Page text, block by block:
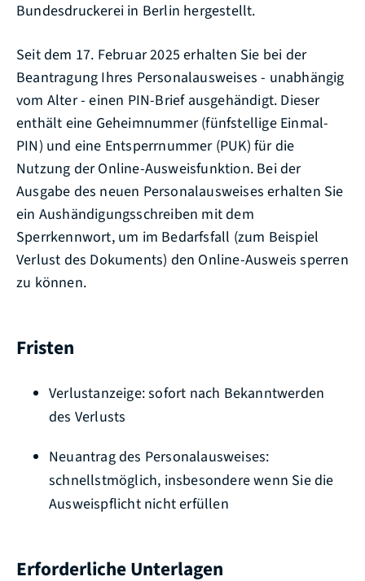
Bundesdruckerei in Berlin hergestellt.
Seit dem 17. Februar 2025 erhalten Sie bei der
Beantragung Ihres Personalausweises - unabhängig
vom Alter - einen PIN-Brief ausgehändigt. Dieser
enthält eine Geheimnummer(fünfstellige Einmal-
PIN) und eine Entsperrnummer (PUK) für die
Nutzung der Online-Ausweisfunktion. Bei der
Ausgabe des neuen Personalausweises erhalten Sie
ein Aushändigungsschreiben mit dem
Sperrkennwort, um im Bedarfsfall (zum Beispiel
Verlust des Dokuments) den Online-Ausweis sperren
zu können.
Fristen
Verlustanzeige: sofort nach Bekanntwerden
des Verlusts
Neuantrag des Personalausweises:
schnellstmöglich, insbesondere wenn Sie die
Ausweispflicht nicht erfüllen
Erforderliche Unterlagen